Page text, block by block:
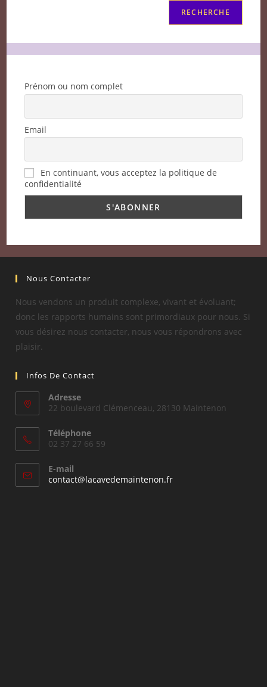
RECHERCHE
Prénom ou nom complet
Email
En continuant, vous acceptez la politique de
confidentialité
Nous Contacter
Nous vendons un produit complexe, vivant et évoluant;
donc les rapports humains sont primordiaux pour nous. Si
vous désirez nous contacter, nous vous répondrons avec
plaisir.
Infos De Contact
Adresse
22 boulevard Clémenceau, 28130 Maintenon
Téléphone
02 37 27 66 59
E-mail
contact@lacavedemaintenon.frS’ouvre